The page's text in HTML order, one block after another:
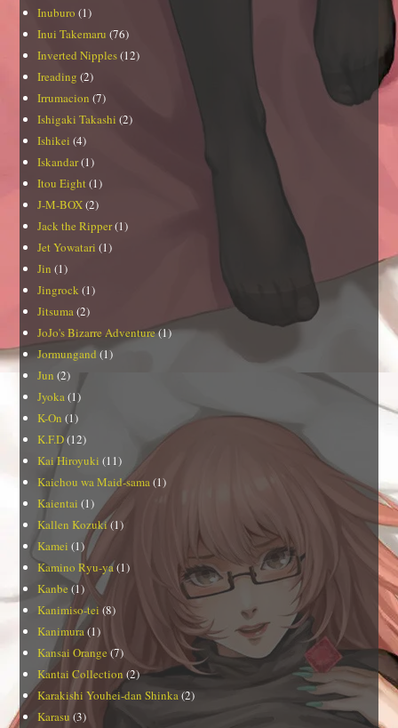
Inuburo (1)
Inui Takemaru (76)
Inverted Nipples(12)
Ireading (2)
Irrumacion (7)
Ishigaki Takashi (2)
Ishikei (4)
Iskandar(1)
Itou Eight (1)
J-M-BOX(2)
Jack the Ripper(1)
Jet Yowatari (1)
Jin (1)
Jingrock (1)
Jitsuma (2)
JoJo's Bizarre Adventure(1)
Jormungand (1)
Jun (2)
Jyoka (1)
K-On (1)
K.F.D(12)
Kai Hiroyuki (11)
Kaichou wa Maid-sama (1)
Kaientai (1)
Kallen Kozuki(1)
Kamei (1)
Kamino Ryu-ya(1)
Kanbe (1)
Kanimiso-tei (8)
Kanimura (1)
Kansai Orange (7)
Kantai Collection (2)
Karakishi Youhei-dan Shinka (2)
Karasu (3)